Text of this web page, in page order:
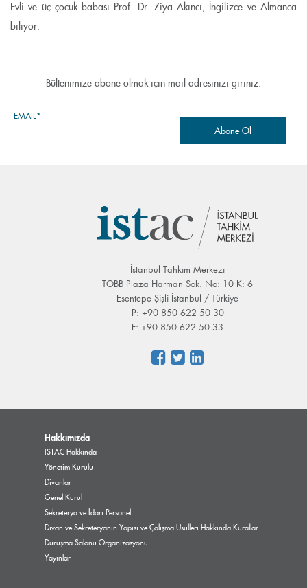
Evli ve üç çocuk babası Prof. Dr. Ziya Akıncı, İngilizce ve Almanca
biliyor.
Bültenimize abone olmak için mail adresinizi giriniz.
EMAIL*
İstanbul Tahkim Merkezi
TOBB Plaza Harman Sok. No: 10 K: 6
Esentepe Şişli İstanbul / Türkiye
P: +90 850 622 50 30
F: +90 850 622 50 33
Hakkımızda
ISTAC Hakkında
Yönetim Kurulu
Divanlar
Genel Kurul
Sekreterya ve İdari Personel
Divan ve Sekreteryanın Yapısı ve Çalışma Usulleri Hakkında Kurallar
Duruşma Salonu Organizasyonu
Yayınlar